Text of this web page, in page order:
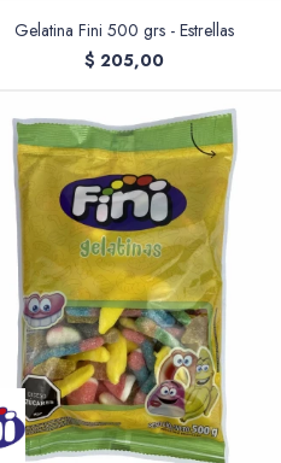
Gelatina Fini 500 grs - Estrellas
$ 205,00